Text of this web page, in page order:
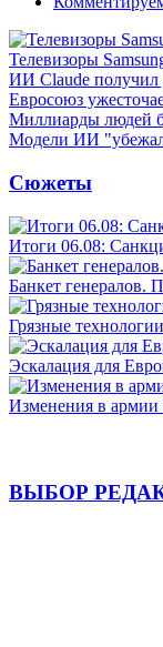
Телевизоры
ИИ Claude получил
Евросоюз
Миллиарды людей
Модели ИИ
Сюжеты
Итоги 06.08:
Банкет генералов.
Грязные
Эскалация для
Изменения в
ВЫБОР